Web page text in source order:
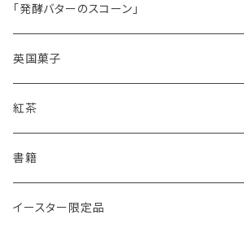
シードケーキ
レモンドリズルケーキ
オーガニックラベンダー
ルバーブ
アールグレイ
「発酵バターのスコーン」
プレーンスコーン
スコーンギフト
スコーンと紅茶のギフト
アールグレイティースコーン
チーズスコーン
オーガニックラベンダー
英国菓子
レモンドリズルケーキ
バナナブレッド
ウエリッシュケーキ
紅茶
アールグレイ
リーフ
セイロンティー
書籍
インテリア
イースター限定品